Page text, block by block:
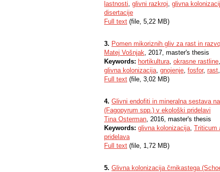
lastnosti, glivni razkroj, glivna
disertacije
Full text (file, 5,22 MB)
3. Pomen mikoriznih gliv za rast in
Matej Vošnjak, 2017, master's thesis
Keywords: hortikultura, okrasne rastline
glivna kolonizacija, gnojenje, fosfor, rast
Full text (file, 3,02 MB)
4. Glivni endofiti in mineralna sestava
(Fagopyrum spp.) v ekološki pridelavi
Tina Osterman, 2016, master's thesis
Keywords: glivna kolonizacija, Triticum
pridelava
Full text (file, 1,72 MB)
5. Glivna kolonizacija črnikastega